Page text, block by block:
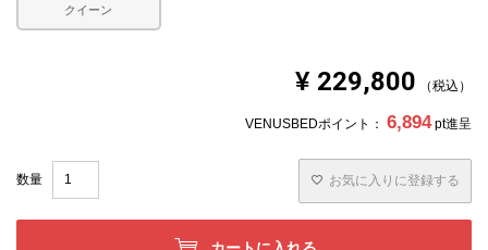
クイーン
¥ 229,800 税込
VENUSBEDポイント： 6,894 pt進呈
お気に入りに登録する